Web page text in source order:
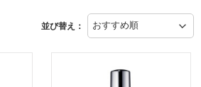
並び替え：